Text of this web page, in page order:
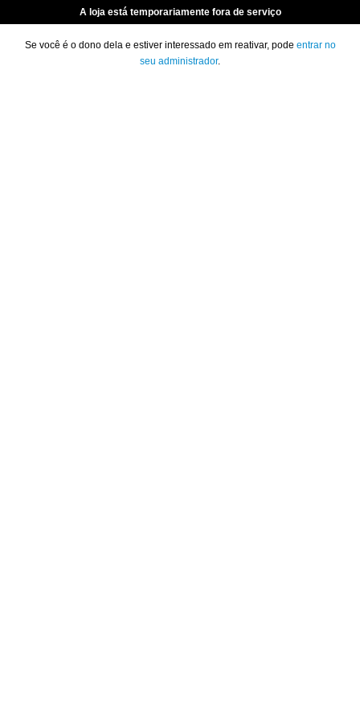
A loja está temporariamente fora de serviço
Se você é o dono dela e estiver interessado em reativar, pode entrar no
seu administrador.